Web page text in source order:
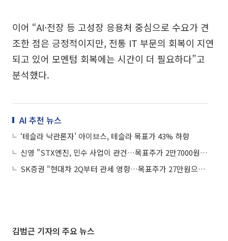
이어 “AI·전장 등 고성장 응용처 중심으로 수요가 견
조한 점은 긍정적이지만, 전통 IT 부문의 회복이 지연
되고 있어 모멘텀 회복에는 시간이 더 필요하다”고
분석했다.
AI 추천 뉴스
‘테슬라 낙관론자’ 아이브스, 테슬라 목표가 43% 하향
신영 "STX엔진, 민수 사업이 관건…목표주가 2만7000원으로 하향"
SK증권 “현대차 2Q부터 관세 영향…목표주가 27만원으로↓”
김범근 기자의 주요 뉴스